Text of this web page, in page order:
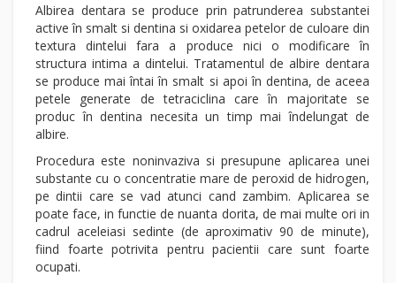
Albirea dentara se produce prin patrunderea substantei
active în smalt si dentina si oxidarea petelor de culoare din
textura dintelui fara a produce nici o modificare în
structura intima a dintelui. Tratamentul de albire dentara
se produce mai întai în smalt si apoi în dentina, de aceea
petele generate de tetraciclina care în majoritate se
produc în dentina necesita un timp mai îndelungat de
albire.
Procedura este noninvaziva si presupune aplicarea unei
substante cu o concentratie mare de peroxid de hidrogen,
pe dintii care se vad atunci cand zambim. Aplicarea se
poate face, in functie de nuanta dorita, de mai multe ori in
cadrul aceleiasi sedinte (de aproximativ 90 de minute),
fiind foarte potrivita pentru pacientii care sunt foarte
ocupati.